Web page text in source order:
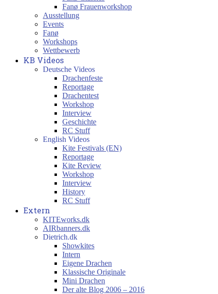
Fanø Frauenworkshop
Ausstellung
Events
Fanø
Workshops
Wettbewerb
KB Videos
Deutsche Videos
Drachenfeste
Reportage
Drachentest
Workshop
Interview
Geschichte
RC Stuff
English Videos
Kite Festivals (EN)
Reportage
Kite Review
Workshop
Interview
History
RC Stuff
Extern
KITEworks.dk
AIRbanners.dk
Dietrich.dk
Showkites
Intern
Eigene Drachen
Klassische Originale
Mini Drachen
Der alte Blog 2006 – 2016